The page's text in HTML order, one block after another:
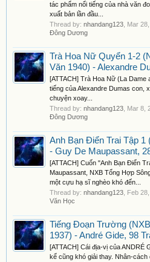
tác phẩm nổi tiếng của nhà văn
xuất bản lần đầu...
Thread by: nhandang123 Mar
Đông Dương
Trà Hoa Nữ Quyển 1-2
Văn 1940) - Alexandre
[ATTACH] Trà Hoa Nữ (La Dame
tiếng của Alexandre Dumas con,
chuyện xoay...
Thread by: nhandang123 Mar 8,
Đông Dương
Anh Bạn Điển Trai Tập 1
- Guy De Maupassant,
[ATTACH] Cuốn "Anh Bạn Điển
Maupassant, NXB Tổng Hợp
một cựu hạ sĩ nghèo khó đến...
Thread by: nhandang123 Feb
Văn Học
Tiếng Đoạn Trường
1937) - André Gide, 98
[ATTACH] Cái địa-vị của ANDRÉ
kể cũng khó giải thay. Nhân-